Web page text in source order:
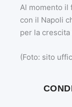
Al momento il
con il Napoli
per la
(Foto: sito